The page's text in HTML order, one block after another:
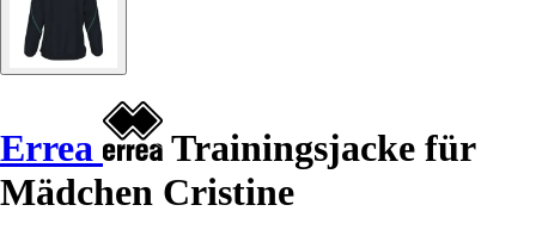
Errea
Trainingsjacke für
Mädchen Cristine